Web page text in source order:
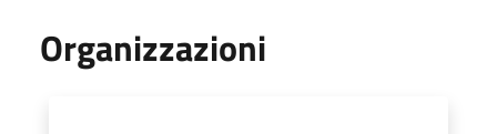
Organizzazioni